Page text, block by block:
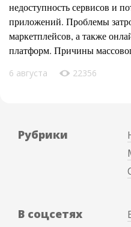
недоступность сервисов и
приложений. Проблемы
маркетплейсов, а также
платформ. Причины
6 августа 22356
Рубрики
В соцсетях